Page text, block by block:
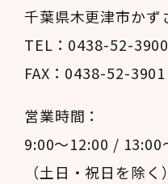
千葉県木更津市か
TEL：0438-52-3900
FAX：0438-52-3901
営業時間：
9:00～12:00 / 13:00
（土日・祝日を除く）